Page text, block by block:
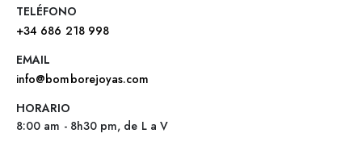
TELÉFONO
+34 686 218 998
EMAIL
info@bomborejoyas.com
HORARIO
8:00 am - 8h30 pm, de L a V